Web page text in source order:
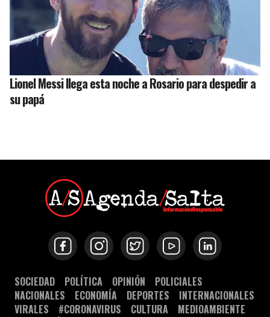
Lionel Messi llega esta noche a Rosario para despedir a
su papá
SOCIEDAD POLÍTICA OPINIÓN
POLICIALES
NACIONALES
ECONOMÍA DEPORTES
INTERNACIONALES
VIRALES
#CORONAVIRUS CULTURA
MEDIOAMBIENTE